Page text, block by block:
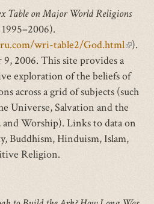
Table on Major World Religions
wri-table2/God.html
(link ).
2006. This site provides a
exploration of the beliefs of
across a grid of subjects (such
Universe, Salvation and the
Worship). Links to data on
Buddhism, Hinduism, Islam,
Religion.